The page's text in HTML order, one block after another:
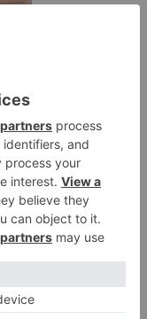
de que su
en los
de su
lista